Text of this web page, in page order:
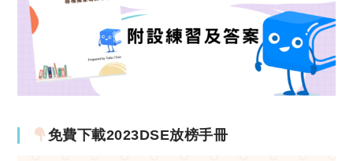
免費下載2023DSE放榜手冊